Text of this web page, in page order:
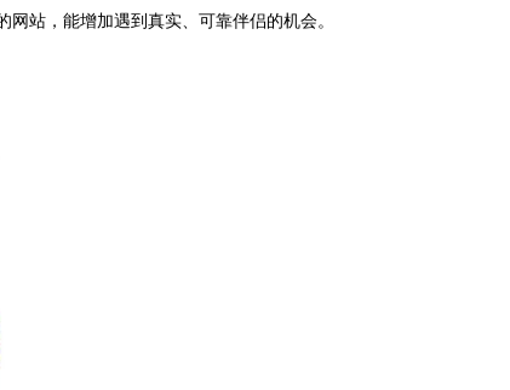
站，能增加遇到真实、可靠伴侣的机会。